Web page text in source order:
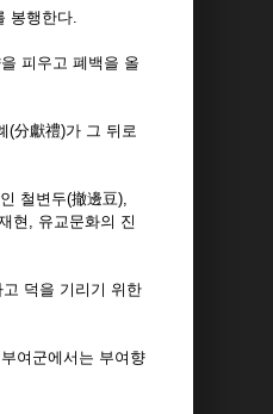
봉행한다.
피우고 폐백을 올
(分獻禮)가 그 뒤로
철변두(撤邊豆),
현, 유교문화의 진
고 덕을 기리기 위한
여군에서는 부여향